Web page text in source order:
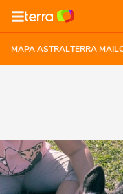
MAPA ASTRALTERRA MAIL